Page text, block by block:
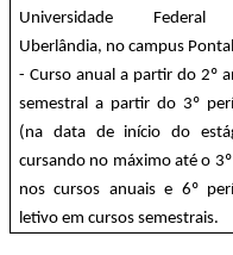
Universidade
Uberlândia, no campus
- Curso anual a partir do 2º
semestral a partir do 3º
(na data de início do
cursando no máximo até o
nos cursos anuais e 6º
letivo em cursos semestrais.